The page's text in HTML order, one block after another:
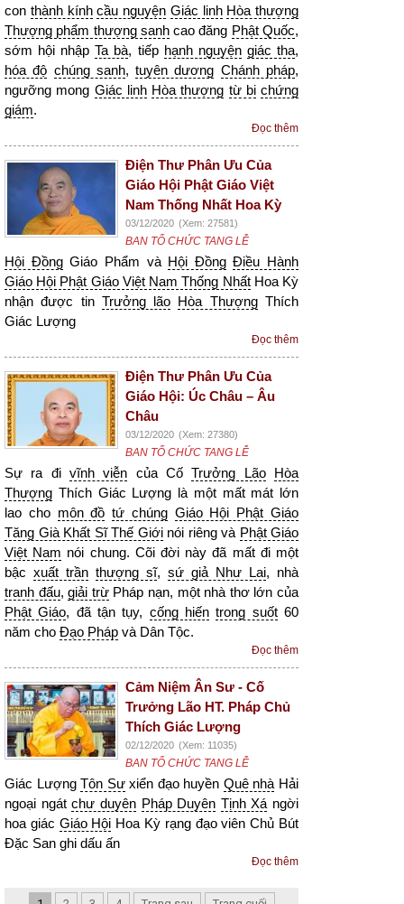
con thành kính cầu nguyện Giác linh Hòa thượng
Thượng phẩm thượng sanhcao đăng Phật Quốc,
sớm hội nhậpTa bà, tiếp hạnh nguyện giác tha,
hóa độ chúng sanh,tuyên dương Chánh pháp,
ngưỡng mong Giác linh Hòa thượng từ bi chứng
giám.
Đọc thêm
Điện Thư Phân Ưu Của
Giáo Hội Phật Giáo Việt
Nam Thống Nhất Hoa Kỳ
03/12/2020 (Xem: 27581)
BAN TỔ CHỨC TANG LỄ
Hội ĐồngGiáo Phẩm và Hội Đồng Điều Hành
Giáo Hội Phật Giáo Việt Nam Thống NhấtHoa Kỳ
nhận được tin Trưởng lão Hòa ThượngThích
Giác Lượng
Đọc thêm
Điện Thư Phân Ưu Của
Giáo Hội: Úc Châu – Âu
Châu
03/12/2020 (Xem: 27380)
BAN TỔ CHỨC TANG LỄ
Sự ra đi vĩnh viễn của CốTrưởng Lão
Hòa
Thượng Thích Giác Lượng là một mất mát lớn
lao cho môn đồ tứ chúng Giáo Hội Phật Giáo
Tăng Già Khất Sĩ Thế Giớinói riêng và Phật Giáo
Việt Nam nói chung. Cõi đời này đã mất đi một
bậc xuất trần thượng sĩ, sứ giả Như Lai, nhà
tranh đấu,giải trừPháp nạn, một nhà thơ lớn của
Phật Giáo, đã tận tụy, cống hiến trong suốt60
năm cho Đạo Pháp và Dân Tộc.
Đọc thêm
Cảm Niệm Ân Sư - Cố
Trưởng Lão HT. Pháp Chủ
Thích Giác Lượng
02/12/2020 (Xem: 11035)
BAN TỔ CHỨC TANG LỄ
Giác LượngTôn Sưxiển đạo huyền Quê nhà Hải
ngoại ngátchư duyên Pháp Duyên Tịnh Xá ngời
hoa giác Giáo Hội Hoa Kỳ rạng đạo viên Chủ Bút
Đặc San ghi dấu ấn
Đọc thêm